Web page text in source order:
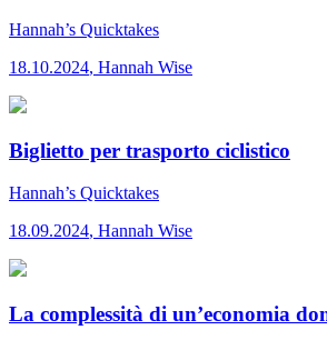
Hannah’s Quicktakes
18.10.2024, Hannah Wise
Biglietto per trasporto ciclistico
Hannah’s Quicktakes
18.09.2024, Hannah Wise
La complessità di un’economia